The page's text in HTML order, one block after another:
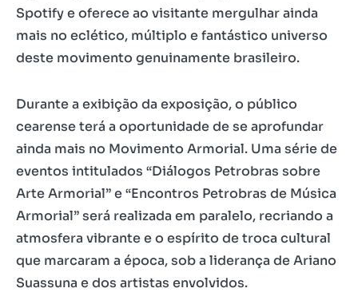
Spotify e oferece ao visitante mergulhar ainda
mais no eclético, múltiplo e fantástico universo
deste movimento genuinamente brasileiro.
Durante a exibição da exposição, o público
cearense terá a oportunidade de se aprofundar
ainda mais no Movimento Armorial. Uma série de
eventos intitulados “Diálogos Petrobras sobre
Arte Armorial” e “Encontros Petrobras de Música
Armorial” será realizada em paralelo, recriando a
atmosfera vibrante e o espírito de troca cultural
que marcaram a época, sob a liderança de Ariano
Suassuna e dos artistas envolvidos.